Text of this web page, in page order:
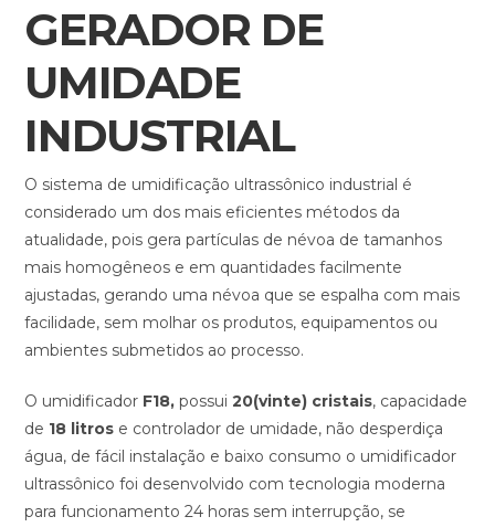
GERADOR DE
UMIDADE
INDUSTRIAL
O sistema de umidificação ultrassônico industrial é
considerado um dos mais eficientes métodos da
atualidade, pois gera partículas de névoa de tamanhos
mais homogêneos e em quantidades facilmente
ajustadas, gerando uma névoa que se espalha com mais
facilidade, sem molhar os produtos, equipamentos ou
ambientes submetidos ao processo.
O umidificador F18,possui20(vinte) cristais, capacidade
de 18 litros e controlador de umidade, não desperdiça
água, de fácil instalação e baixo consumo o umidificador
ultrassônico foi desenvolvido com tecnologia moderna
para funcionamento 24 horas sem interrupção, se